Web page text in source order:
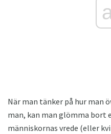
När man tänker på hur man
man, kan man glömma bort
människornas vrede (eller